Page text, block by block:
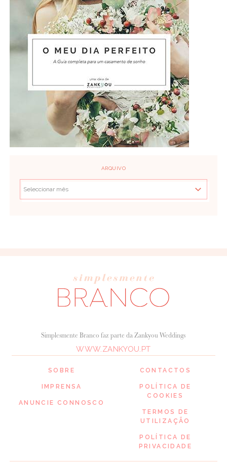
ARQUIVO
SOBRE
IMPRENSA
ANUNCIE CONNOSCO
Simplesmente Branco faz parte da Zankyou Weddings
WWW.ZANKYOU.PT
CONTACTOS
POLÍTICA DE
COOKIES
TERMOS DE
UTILIZAÇÃO
POLÍTICA DE
PRIVACIDADE